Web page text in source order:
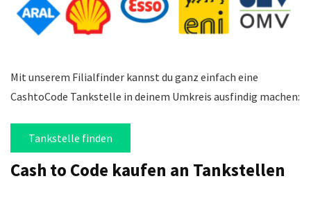
Mit unserem Filialfinder kannst du ganz einfach eine
CashtoCode Tankstelle in deinem Umkreis ausfindig machen:
Tankstelle finden
Cash to Code kaufen an Tankstellen